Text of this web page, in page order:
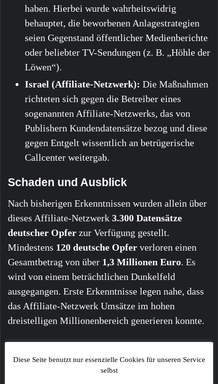
haben. Hierbei wurde wahrheitswidrig
behauptet, die beworbenen Anlagestrategien
seien Gegenstand öffentlicher Medienberichte
oder beliebter TV-Sendungen (z. B. „Höhle der
Löwen“).
Israel (Affiliate-Netzwerk): Die Maßnahmen
richteten sich gegen die Betreiber eines
sogenannten Affiliate-Netzwerks, das von
Publishern Kundendatensätze bezog und diese
gegen Entgelt wissentlich an betrügerische
Callcenter weitergab.
Schaden und Ausblick
Nach bisherigen Erkenntnissen wurden allein über
dieses Affiliate-Netzwerk 3.300 Datensätze
deutscher Opfer zur Verfügung gestellt.
Mindestens 120 deutsche Opfer verloren einen
Gesamtbetrag von über 1,3 Millionen Euro. Es
wird von einem beträchtlichen Dunkelfeld
ausgegangen. Erste Erkenntnisse legen nahe, dass
das Affiliate-Netzwerk Umsätze im hohen
dreistelligen Millionenbereich generieren konnte.
Zusammenarbeit mit den israelischen
Polizeibehörden (National Cybercrime Unit und
Diese Seite benutzt nur essenzielle Cookies für unseren Service
selbst